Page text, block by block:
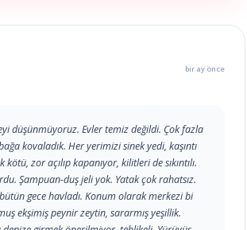
bir ay önce
düşünmüyoruz. Evler temiz değildi. Çok fazla
kovaladık. Her yerimizi sinek yedi, kaşıntı
zor açılıp kapanıyor, kilitleri de sıkıntılı.
Şampuan-duş jeli yok. Yatak çok rahatsız.
gece havladı. Konum olarak merkezi bi
ekşimiş peynir zeytin, sararmış yeşillik.